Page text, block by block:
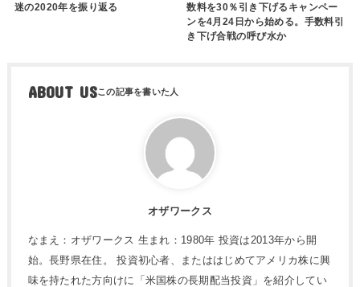
迷の2020年を振り返る
数料を30％引き下げるキャンペー
ンを4月24日から始める。手数料引
き下げ合戦の呼び水か
ABOUT US
オザワークス
なまえ：オザワークス 生まれ：1980年 投資は2013年から開
始。長野県在住。 投資初心者、またははじめてアメリカ株に興
味を持たれた方向けに「米国株の長期配当投資」を紹介してい